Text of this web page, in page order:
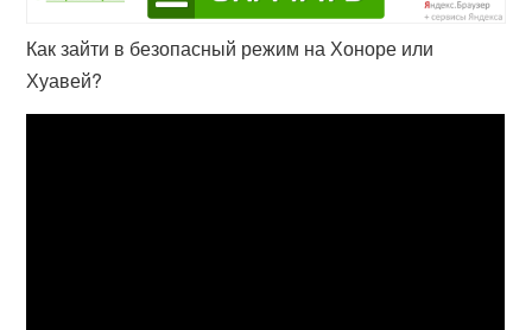
Как зайти в безопасный режим на Хоноре или
Хуавей?